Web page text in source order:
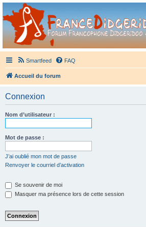
France Didgeridoo
Didgeridoo et Guimbarde sur France Didgeridoo -
Smartfeed FAQ
Accueil du forum
Connexion
Nom d’utilisateur :
Mot de passe :
J’ai oublié mon mot de passe
Renvoyer le courriel d’activation
Se souvenir de moi
Masquer ma présence lors de cette session